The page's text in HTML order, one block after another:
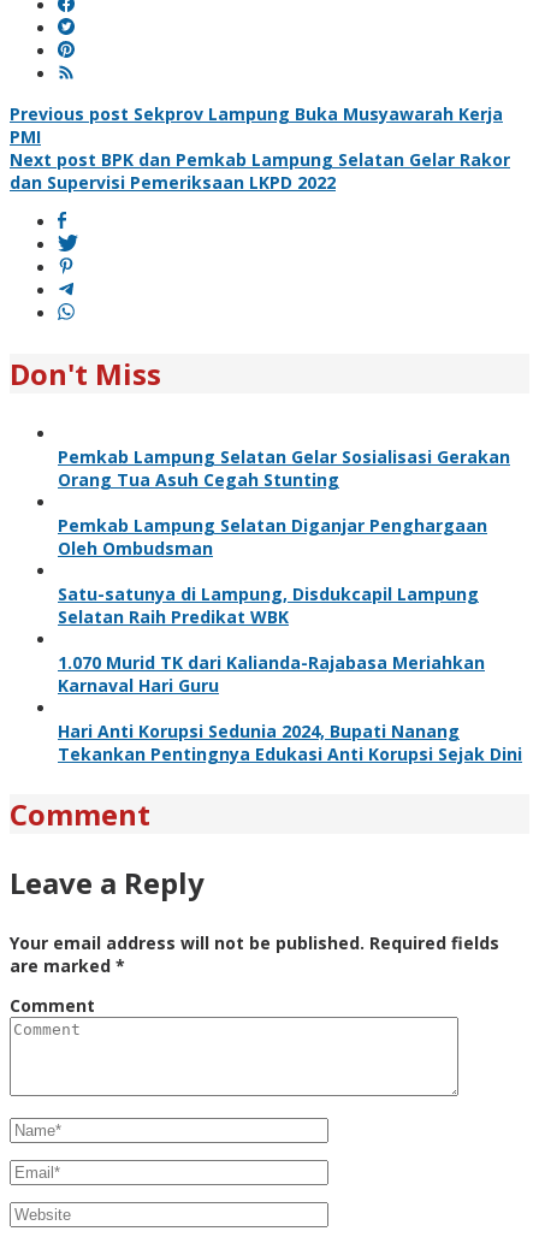
Post
navigation
Previous post Sekprov Lampung Buka Musyawarah Kerja
PMI
Next post BPK dan Pemkab Lampung Selatan Gelar Rakor
dan Supervisi Pemeriksaan LKPD 2022
Don't Miss
Pemkab Lampung Selatan Gelar Sosialisasi Gerakan
Orang Tua Asuh Cegah Stunting
Pemkab Lampung Selatan Diganjar Penghargaan
Oleh Ombudsman
Satu-satunya di Lampung, Disdukcapil Lampung
Selatan Raih Predikat WBK
1.070 Murid TK dari Kalianda-Rajabasa Meriahkan
Karnaval Hari Guru
Hari Anti Korupsi Sedunia 2024, Bupati Nanang
Tekankan Pentingnya Edukasi Anti Korupsi Sejak Dini
Comment
Leave a Reply
Your email address will not be published. Required fields
are marked *
Comment